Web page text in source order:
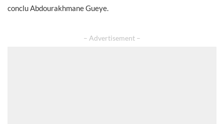
conclu Abdourakhmane Gueye.
– Advertisement –